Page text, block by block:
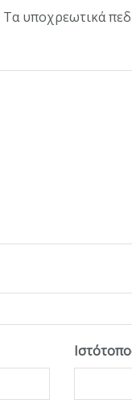
Τα υποχρεωτικά